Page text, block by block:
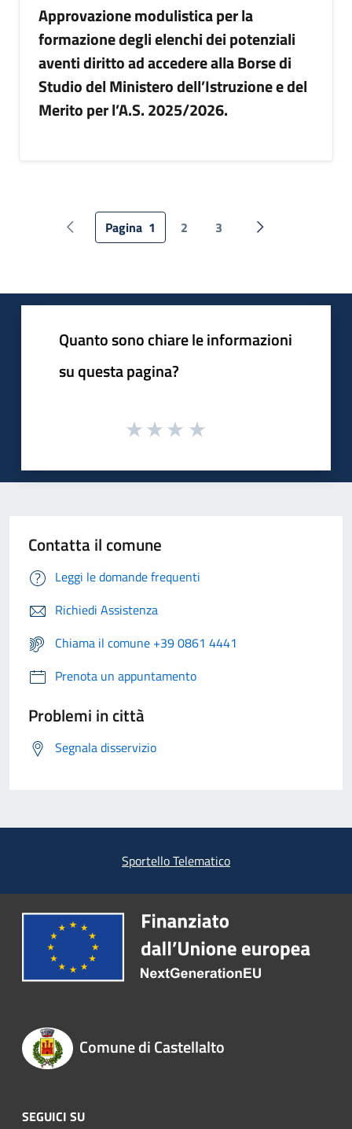
Approvazione modulistica per la
formazione degli elenchi dei potenziali
aventi diritto ad accedere alla Borse di
Studio del Ministero dell’Istruzione e del
Merito per l’A.S. 2025/2026.
Pagina precedente
Pagina 1 2 3 Pagina
Quanto sono chiare le informazioni
su questa pagina?
Contatta il comune
Leggi le domande frequenti
Richiedi Assistenza
Chiama il comune +39 0861 4441
Prenota un appuntamento
Problemi in città
Segnala disservizio
Sportello Telematico
Comune di Castellalto
SEGUICI SU